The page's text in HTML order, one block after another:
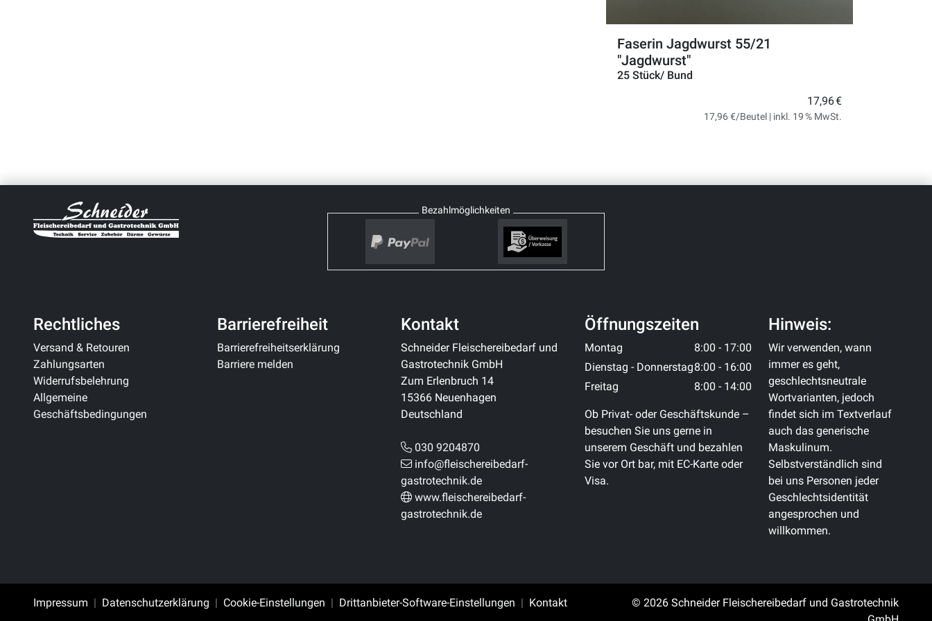
Faserin Jagdwurst 55/21
"Jagdwurst"
25 Stück/ Bund
17,96 €
17,96 €/Beutel | inkl. 19 % MwSt.
Bezahlmöglichkeiten
Rechtliches
Versand & Retouren
Zahlungsarten
Widerrufsbelehrung
Allgemeine
Geschäftsbedingungen
Barrierefreiheit
Barrierefreiheitserklärung
Barriere melden
Kontakt
Schneider Fleischereibedarf und
Gastrotechnik GmbH
Zum Erlenbruch 14
15366 Neuenhagen
Deutschland
030 9204870
info@fleischereibedarf-
gastrotechnik.de
www.fleischereibedarf-
gastrotechnik.de
Öffnungszeiten
Montag
8:00 - 17:00
Dienstag - Donnerstag8:00 - 16:00
Freitag
8:00 - 14:00
Ob Privat- oder Geschäftskunde –
besuchen Sie uns gerne in
unserem Geschäft und bezahlen
Sie vor Ort bar, mit EC-Karte oder
Visa.
Hinweis:
Wir verwenden, wann
immer es geht,
geschlechtsneutrale
Wortvarianten, jedoch
findet sich im Textverlauf
auch das generische
Maskulinum.
Selbstverständlich sind
bei uns Personen jeder
Geschlechtsidentität
angesprochen und
willkommen.
Impressum Datenschutzerklärung Cookie-Einstellungen Drittanbieter-Software-Einstellungen Kontakt
© 2026 Schneider Fleischereibedarf und Gastrotechnik